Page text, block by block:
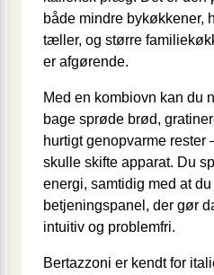
både mindre bykøkkener,
tæller, og større
er afgørende.
Med en kombiovn kan du
bage sprøde brød,
hurtigt genopvarme rester
skulle skifte apparat. Du
energi, samtidig med at
betjeningspanel, der gør
intuitiv og problemfri.
Bertazzoni er kendt for